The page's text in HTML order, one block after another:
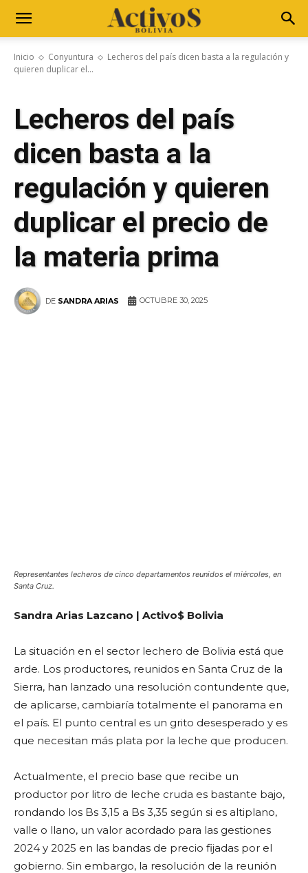
Inicio Conyuntura
Lecheros del país dicen basta a la regulación y
quieren duplicar el...
Lecheros del país
dicen basta a la
regulación y quieren
duplicar el precio de
la materia prima
DE SANDRA ARIAS OCTUBRE 30, 2025
Representantes lecheros de cinco departamentos reunidos el miércoles, en
Santa Cruz.
Sandra Arias Lazcano | Activo$ Bolivia
La situación en el sector lechero de Bolivia está que
arde. Los productores, reunidos en Santa Cruz de la
Sierra, han lanzado una resolución contundente que,
de aplicarse, cambiaría totalmente el panorama en
el país. El punto central es un grito desesperado y es
que necesitan más plata por la leche que producen.
Actualmente, el precio base que recibe un
productor por litro de leche cruda es bastante bajo,
rondando los Bs 3,15 a Bs 3,35 según si es altiplano,
valle o llano, un valor acordado para las gestiones
2024 y 2025 en las bandas de precio fijadas por el
gobierno. Sin embargo, la resolución de la reunión